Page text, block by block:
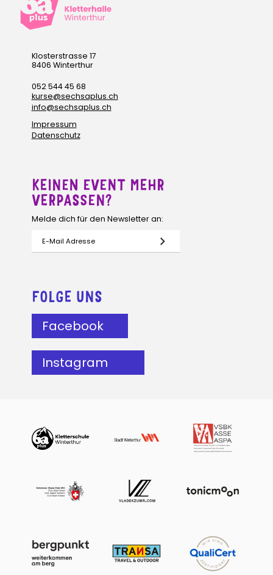
Klosterstrasse 17
8406 Winterthur
052 544 45 68
kurse@sechsaplus.ch
info@sechsaplus.ch
Impressum
Datenschutz
KEINEN EVENT MEHR
VERPASSEN?
Melde dich für den Newsletter an:
FOLGE UNS
Facebook
Instagram